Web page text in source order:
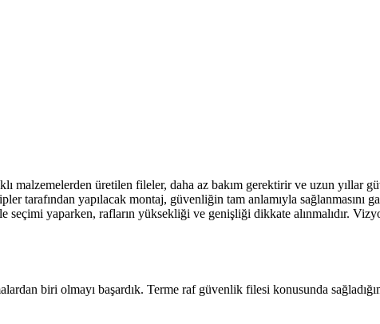
malzemelerden üretilen fileler, daha az bakım gerektirir ve uzun yıllar
tarafından yapılacak montaj, güvenliğin tam anlamıyla sağlanmasını
seçimi yaparken, rafların yüksekliği ve genişliği dikkate alınmalıdır.
biri olmayı başardık. Terme raf güvenlik filesi konusunda